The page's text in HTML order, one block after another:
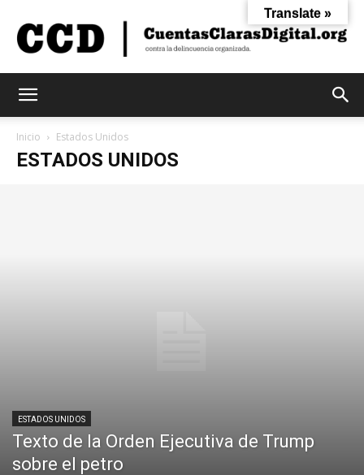
Inicio Estados Unidos
ESTADOS UNIDOS
ESTADOS UNIDOS
Texto de la Orden Ejecutiva de Trump
sobre el petro
Translate »